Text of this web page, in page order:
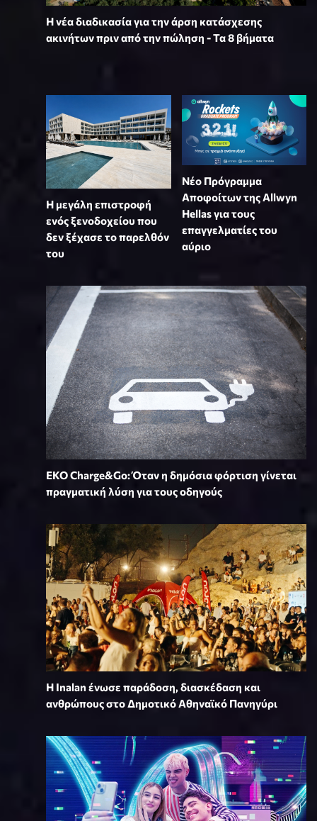
Η νέα διαδικασία για την άρση κατάσχεσης
ακινήτων πριν από την πώληση - Τα 8 βήματα
Η μεγάλη επιστροφή
ενός ξενοδοχείου που
δεν ξέχασε το παρελθόν
του
Νέο Πρόγραμμα
Αποφοίτων της Allwyn
Hellas για τους
επαγγελματίες του
αύριο
EKO Charge&Go: Όταν η δημόσια φόρτιση γίνεται
πραγματική λύση για τους οδηγούς
Η Inalan ένωσε παράδοση, διασκέδαση και
ανθρώπους στο Δημοτικό Αθηναϊκό Πανηγύρι